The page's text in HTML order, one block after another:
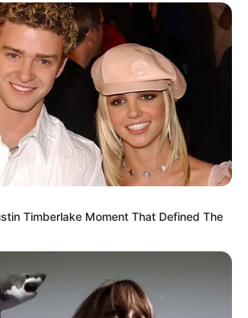
Anti
Konyol
Malam
yang Bikin
Timberlake Moment That Defined The